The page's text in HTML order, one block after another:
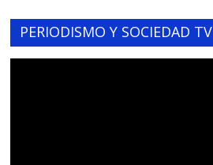
PERIODISMO Y SOCIEDAD TV